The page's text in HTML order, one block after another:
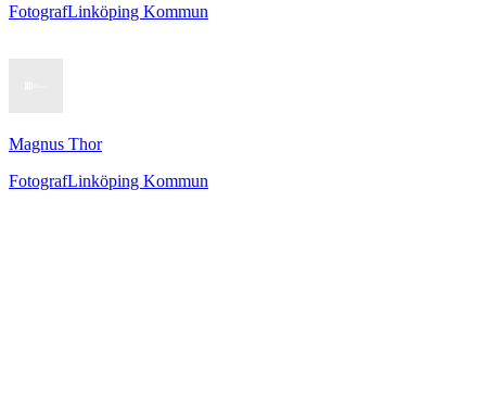
FotografLinköping Kommun
Magnus Thor
FotografLinköping Kommun